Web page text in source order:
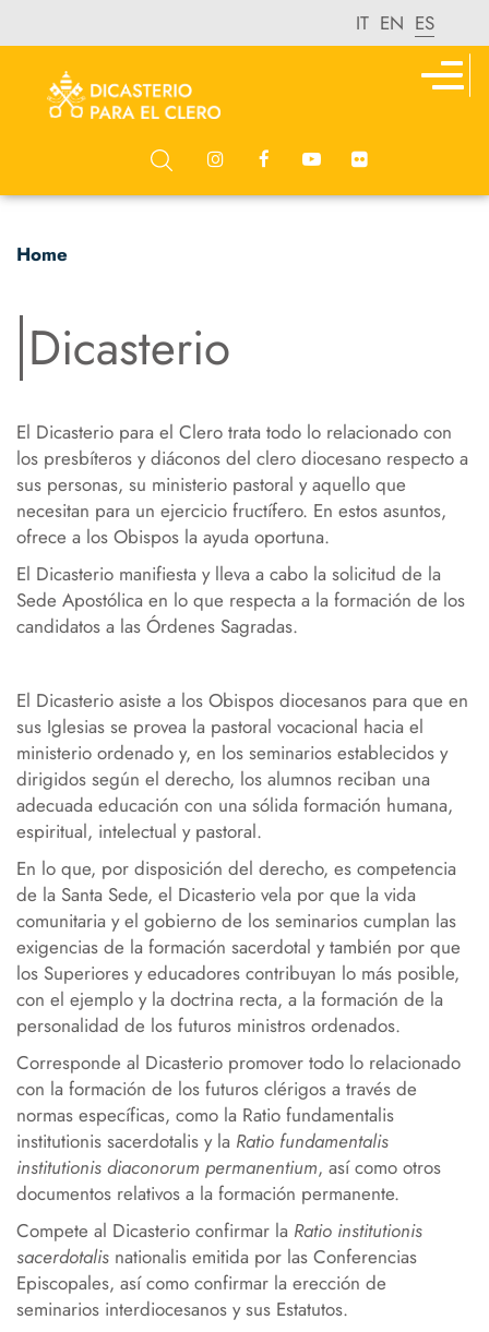
IT EN ES
Home
Dicasterio
El Dicasterio para el Clero trata todo lo relacionado con
los presbíteros y diáconos del clero diocesano respecto a
sus personas, su ministerio pastoral y aquello que
necesitan para un ejercicio fructífero. En estos asuntos,
ofrece a los Obispos la ayuda oportuna.
El Dicasterio manifiesta y lleva a cabo la solicitud de la
Sede Apostólica en lo que respecta a la formación de los
candidatos a las Órdenes Sagradas.
El Dicasterio asiste a los Obispos diocesanos para que en
sus Iglesias se provea la pastoral vocacional hacia el
ministerio ordenado y, en los seminarios establecidos y
dirigidos según el derecho, los alumnos reciban una
adecuada educación con una sólida formación humana,
espiritual, intelectual y pastoral.
En lo que, por disposición del derecho, es competencia
de la Santa Sede, el Dicasterio vela por que la vida
comunitaria y el gobierno de los seminarios cumplan las
exigencias de la formación sacerdotal y también por que
los Superiores y educadores contribuyan lo más posible,
con el ejemplo y la doctrina recta, a la formación de la
personalidad de los futuros ministros ordenados.
Corresponde al Dicasterio promover todo lo relacionado
con la formación de los futuros clérigos a través de
normas específicas, como la Ratio fundamentalis
institutionis sacerdotalis y la Ratio fundamentalis
institutionis diaconorum permanentium, así como otros
documentos relativos a la formación permanente.
Compete al Dicasterio confirmar la Ratio institutionis
sacerdotalis nationalis emitida por las Conferencias
Episcopales, así como confirmar la erección de
seminarios interdiocesanos y sus Estatutos.